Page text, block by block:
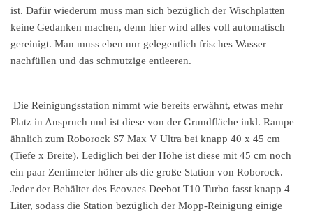
ist. Dafür wiederum muss man sich bezüglich der Wischplatten
keine Gedanken machen, denn hier wird alles voll automatisch
gereinigt. Man muss eben nur gelegentlich frisches Wasser
nachfüllen und das schmutzige entleeren.
Die Reinigungsstation nimmt wie bereits erwähnt, etwas mehr
Platz in Anspruch und ist diese von der Grundfläche inkl. Rampe
ähnlich zum Roborock S7 Max V Ultra bei knapp 40 x 45 cm
(Tiefe x Breite). Lediglich bei der Höhe ist diese mit 45 cm noch
ein paar Zentimeter höher als die große Station von Roborock.
Jeder der Behälter des Ecovacs Deebot T10 Turbo fasst knapp 4
Liter, sodass die Station bezüglich der Mopp-Reinigung einige